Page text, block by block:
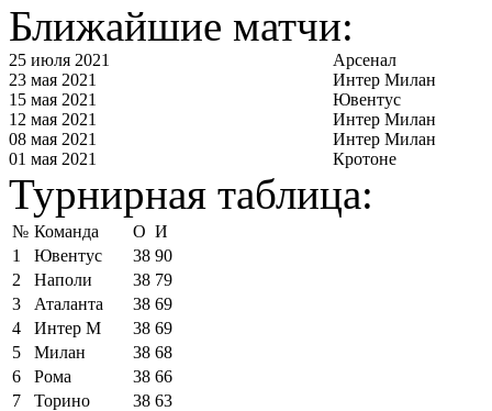
Ближайшие матчи:
25 июля 2021
Арсенал
23 мая 2021
Интер Милан
15 мая 2021
Ювентус
12 мая 2021
Интер Милан
08 мая 2021
Интер Милан
01 мая 2021
Кротоне
Турнирная таблица:
№ Команда О И
1
Ювентус 38 90
2
Наполи 38 79
3
Аталанта 38 69
4
Интер М 38 69
5
Милан 38 68
6
Рома 38 66
7
Торино 38 63